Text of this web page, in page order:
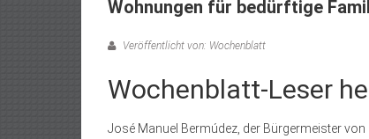
Wohnungen für bedürftige
Veröffentlicht von: Wochenblatt
Wochenblatt-Leser
José Manuel Bermúdez, der Bürgermeister